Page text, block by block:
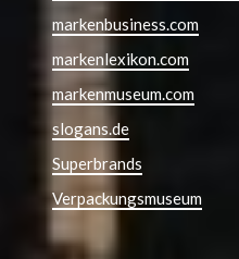
markenbusiness.com
markenlexikon.com
markenmuseum.com
slogans.de
Superbrands
Verpackungsmuseum